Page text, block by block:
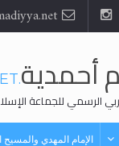
أحمدية.NET
الرسمي للجماعة
الإمام المهدي والمسيح